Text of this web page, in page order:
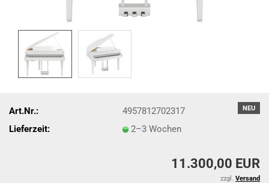
NEU
Art.Nr.:
4957812702317
Lieferzeit:
2–3 Wochen
11.300,00 EUR
zzgl. Versand